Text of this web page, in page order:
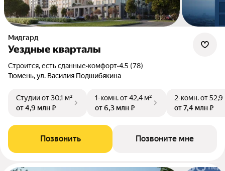
Мидгард
Уездные кварталы
Строится, есть сданные•комфорт•4.5 (78)
Тюмень, ул. Василия Подшибякина
Студииот 30,1 м²
от 4,9 млн ₽
1-комн.от 42,4 м²
от 6,3 млн ₽
2-комн.от 52,9
от 7,4 млн ₽
Позвонить Позвоните мне